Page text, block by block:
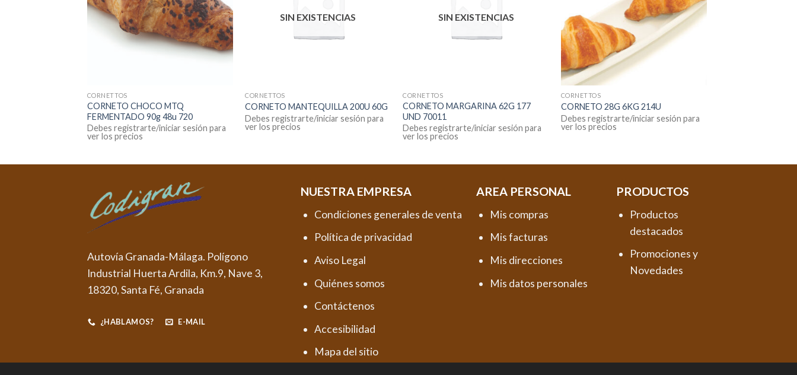
CORNETTOS
CORNETO CHOCO MTQ
FERMENTADO 90g 48u 720
Debes registrarte/iniciar sesión para
ver los precios
SIN EXISTENCIAS
CORNETTOS
CORNETO MANTEQUILLA 200U 60G
Debes registrarte/iniciar sesión para
ver los precios
SIN EXISTENCIAS
CORNETTOS
CORNETO MARGARINA 62G 177
UND 70011
Debes registrarte/iniciar sesión para
ver los precios
CORNETTOS
CORNETO 28G 6KG 214U
Debes registrarte/iniciar sesión para
ver los precios
Autovía Granada-Málaga. Polígono
Industrial Huerta Ardila, Km.9, Nave 3,
18320, Santa Fé, Granada
¿HABLAMOS? E-MAIL
NUESTRA EMPRESA
Condiciones generales de venta
Política de privacidad
Aviso Legal
Quiénes somos
Contáctenos
Accesibilidad
Mapa del sitio
AREA PERSONAL
Mis compras
Mis facturas
Mis direcciones
Mis datos personales
PRODUCTOS
Productos
destacados
Promociones y
Novedades